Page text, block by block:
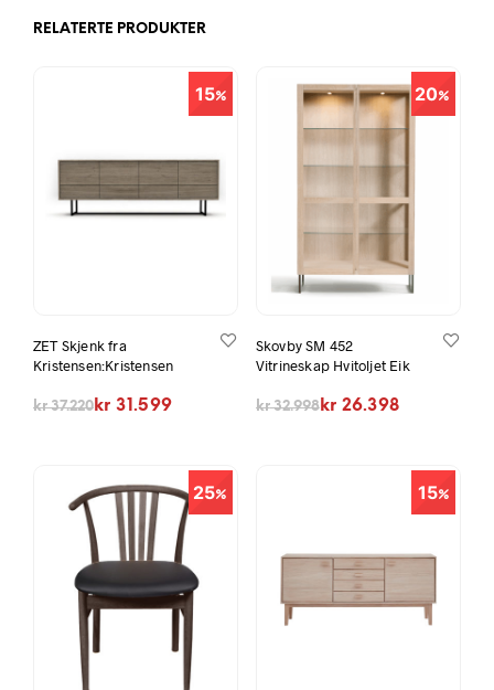
RELATERTE PRODUKTER
15
ZET Skjenk fra
Kristensen:Kristensen
kr37.220
Opprinnelig pris var: kr 37.220.
kr 31.599
Nåværende pris er: kr 31.599.
20
Skovby SM 452
Vitrineskap Hvitoljet Eik
kr32.998
Opprinnelig pris var: kr 32.998.
kr 26.398
Nåværende pris er: kr 26.398.
25 15